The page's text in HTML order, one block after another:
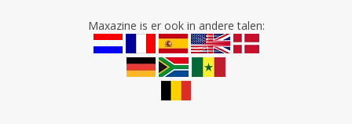
Maxazine is er ook in andere talen: